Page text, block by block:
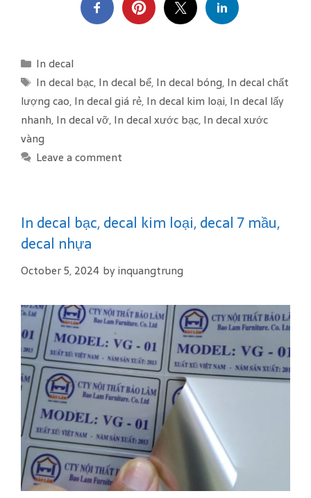
C
a
t
e
o
r
s
In decal
T
a
g
s
In decal bạc, In decal bể, In decal bóng, In decal chất
lượng cao, In decal giá rẻ, In decal kim loại, In decal lấy
nhanh, In decal vỡ, In decal xước bạc, In decal xước
vàng
Leave a comment
In decal bạc, decal kim loại, decal 7 mầu,
decal nhựa
October 5, 2024 by inquangtrung